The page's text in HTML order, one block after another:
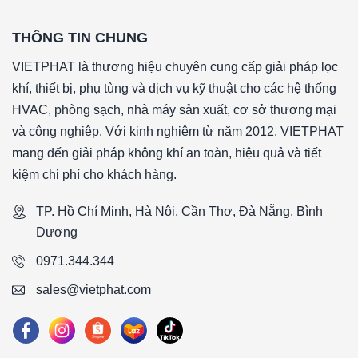
THÔNG TIN CHUNG
VIETPHAT là thương hiệu chuyên cung cấp giải pháp lọc
khí, thiết bị, phụ tùng và dịch vụ kỹ thuật cho các hệ thống
HVAC, phòng sạch, nhà máy sản xuất, cơ sở thương mại
và công nghiệp. Với kinh nghiệm từ năm 2012, VIETPHAT
mang đến giải pháp không khí an toàn, hiệu quả và tiết
kiệm chi phí cho khách hàng.
TP. Hồ Chí Minh, Hà Nội, Cần Thơ, Đà Nẵng, Bình
Dương
0971.344.344
sales@vietphat.com